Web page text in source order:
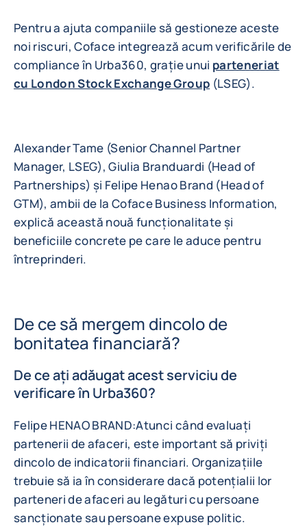
Pentru a ajuta companiile să gestioneze aceste
noi riscuri, Coface integrează acum verificările de
compliance în Urba360, grație unui parteneriat
cu London Stock Exchange Group (LSEG).
Alexander Tame (Senior Channel Partner
Manager, LSEG), Giulia Branduardi (Head of
Partnerships) și Felipe Henao Brand (Head of
GTM), ambii de la Coface Business Information,
explică această nouă funcționalitate și
beneficiile concrete pe care le aduce pentru
întreprinderi.
De ce să mergem dincolo de
bonitatea financiară?
De ce ați adăugat acest serviciu de
verificare în Urba360?
Felipe HENAO BRAND:Atunci când evaluați
partenerii de afaceri, este important să priviți
dincolo de indicatorii financiari. Organizațiile
trebuie să ia în considerare dacă potențialii lor
parteneri de afaceri au legături cu persoane
sancționate sau persoane expuse politic.